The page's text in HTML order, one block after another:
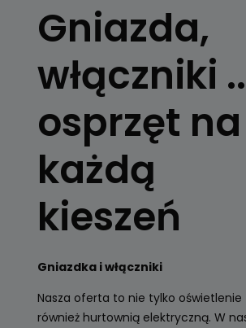
Gniazda,
włączniki
osprzęt na
każdą
kieszeń
Gniazdka i włączniki
Nasza oferta to nie tylko
również hurtownią elektryczną. W